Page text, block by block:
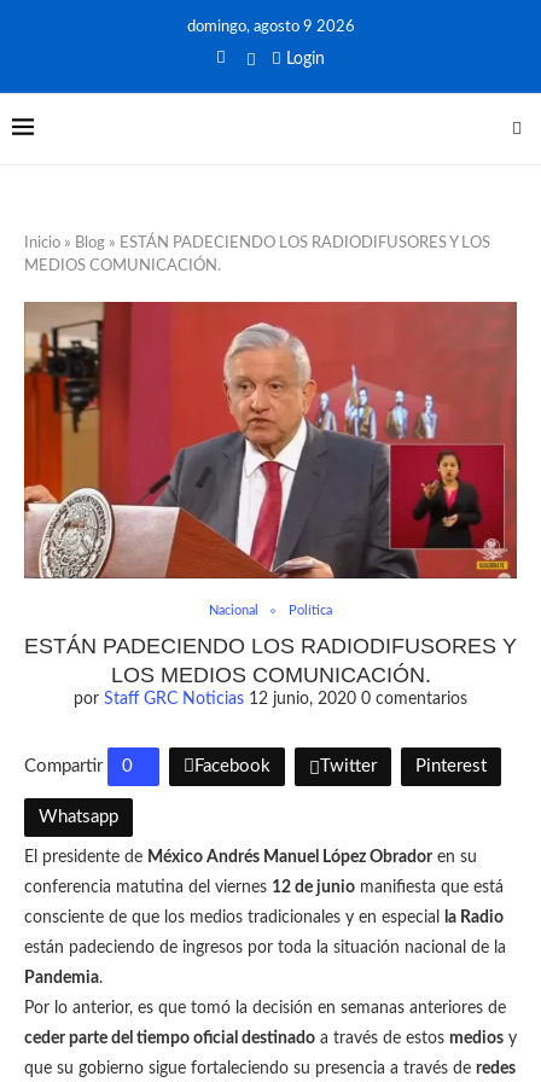
domingo, agosto 9 2026
Login
Inicio » Blog » ESTÁN PADECIENDO LOS RADIODIFUSORES Y LOS
MEDIOS COMUNICACIÓN.
Nacional Política
ESTÁN PADECIENDO LOS RADIODIFUSORES Y
LOS MEDIOS COMUNICACIÓN.
por Staff GRC Noticias 12 junio, 2020 0 comentarios
Compartir 0 Facebook Twitter Pinterest
Whatsapp
El presidente de México Andrés Manuel López Obradoren su
conferencia matutina del viernes 12 de junio manifiesta que está
consciente de que los medios tradicionales y en especial
la Radio
están padeciendo de ingresos por toda la situación nacional de la
Pandemia.
Por lo anterior, es que tomó la decisión en semanas anteriores de
ceder parte del tiempo oficial destinado a través de estos medios y
que su gobierno sigue fortaleciendo su presencia a través de redes